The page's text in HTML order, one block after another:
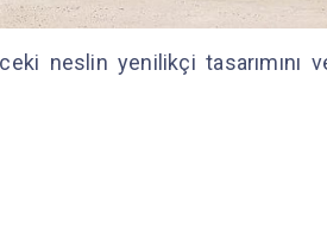
neslin yenilikçi tasarımını